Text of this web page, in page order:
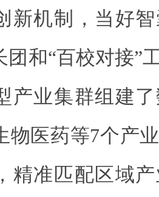
机制，当好智
团和“百校对接”
产业集群组建
物医药等7个产
精准匹配区域